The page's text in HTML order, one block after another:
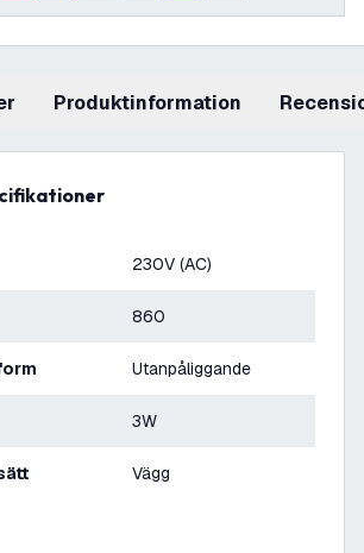
produktinformation
230V (AC)
860
Utanpåliggande
3W
Vägg